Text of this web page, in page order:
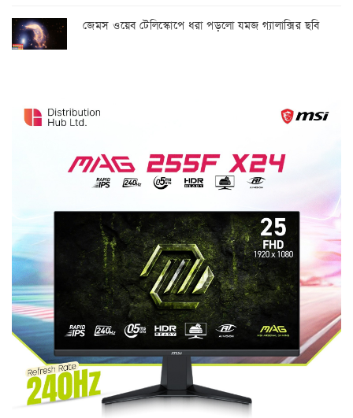
জেমস ওয়েব টেলিস্কোপে ধরা পড়লো যমজ গ্যালাক্সির ছবি